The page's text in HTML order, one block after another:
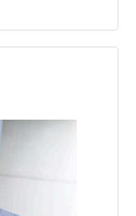
ゆったりと頂く
2 ニューヨーク
ベネディクト」
べました（サラ